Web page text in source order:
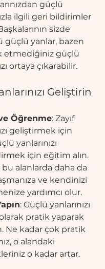
güçlü
ilgili geri bildirimler
sizde
güçlü yanlar, bazen
etmediğiniz güçlü
ortaya çıkarabilir.
Geliştirin
Öğrenme: Zayıf
geliştirmek için
yanlarınızı
için eğitim alın.
bu alanlarda daha da
ve kendinizi
yardımcı olur.
: Güçlü yanlarınızı
pratik yaparak
Ne kadar çok pratik
o alandaki
o kadar artar.